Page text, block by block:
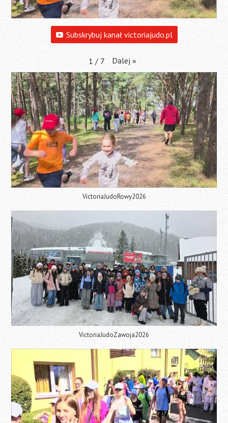
Subskrybuj kanał victoriajudo.pl
1 / 7 Dalej »
VictoriaJudoRowy2026
VictoriaJudoZawoja2026